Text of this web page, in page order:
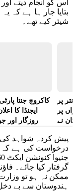
اس کو انجام دیتے
بتایا جار ہا ہے کہ
شیئر کیے تھے۔
کاکروچ جنتا
ایجنڈا کا
روزگار اور
پر
پر
نے
پیش کردہ شواہد کی
گرفتار کیا جائے۔
ممکن نہ ہو تو
ہندوستان سے بے